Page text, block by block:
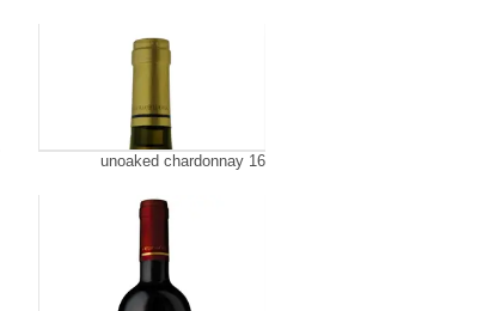
unoaked chardonnay 16